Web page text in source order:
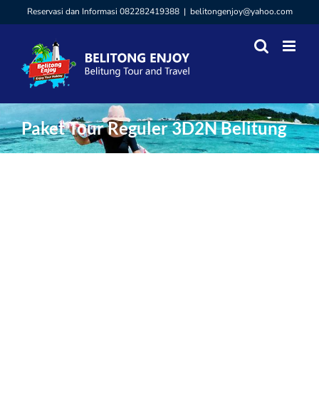
to
content
Reservasi dan Informasi 082282419388 | belitongenjoy@yahoo.com
Paket Tour Reguler 3D2N Belitung